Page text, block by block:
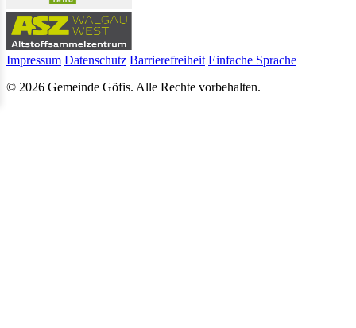
Impressum Datenschutz Barrierefreiheit Einfache Sprache
© 2026 Gemeinde Göfis. Alle Rechte vorbehalten.